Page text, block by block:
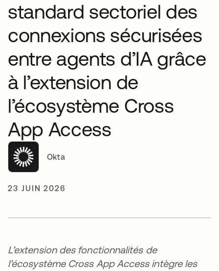
standard sectoriel des
connexions sécurisées
entre agents d’IA grâce
à l’extension de
l’écosystème Cross
App Access
Okta
23 JUIN 2026
L’extension des fonctionnalités de
l’écosystème Cross App Access intègre les